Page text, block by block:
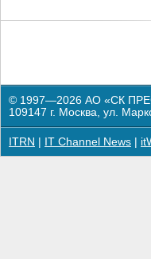
© 1997—2026 АО «СК
109147 г. Москва, ул.
ITRN IT Channel News